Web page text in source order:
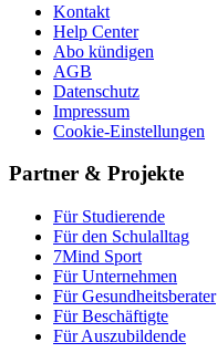
Kontakt
Help Center
Abo kündigen
AGB
Datenschutz
Impressum
Cookie-Einstellungen
Partner & Projekte
Für Stu­die­rende
Für den Schulalltag
7Mind Sport
Für Unter­neh­men
Für Gesund­heits­be­ra­ter
Für Beschäftigte
Für Auszubildende